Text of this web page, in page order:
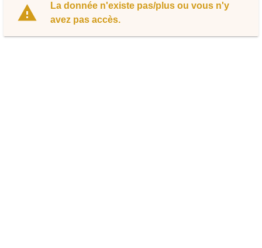
La donnée n'existe pas/plus ou vous n'y
avez pas accès.